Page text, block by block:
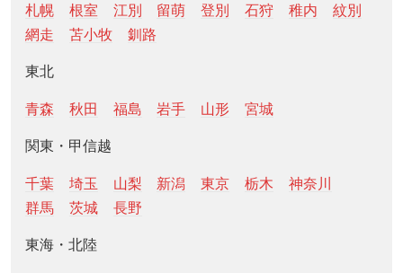
札幌
根室 江別 留萌 登別 石狩 稚内
紋別
網走
苫小牧 釧路
東北
青森 秋田 福島 岩手 山形 宮城
関東・甲信越
千葉 埼玉 山梨 新潟 東京 栃木
神奈川
群馬
茨城 長野
東海・北陸